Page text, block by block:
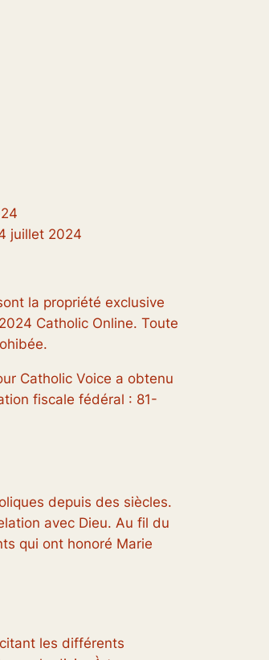
juillet 2024
la propriété exclusive
Catholic Online. Toute
Catholic Voice a obtenu
fiscale fédéral : 81-
depuis des siècles.
avec Dieu. Au fil du
qui ont honoré Marie
les différents